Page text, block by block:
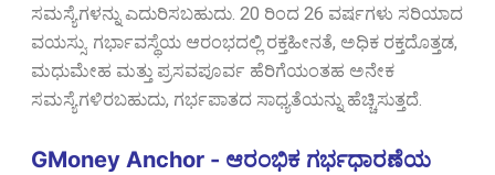
ಸಮಸ್ಯೆಗಳನ್ನು ಎದುರಿಸಬಹುದು. 20 ರಿಂದ 26 ವರ್ಷಗಳು ಸರಿಯಾದ
ವಯಸ್ಸು. ಗರ್ಭಾವಸ್ಥೆಯ ಆರಂಭದಲ್ಲಿ ರಕ್ತಹೀನತೆ, ಅಧಿಕ ರಕ್ತದೊತ್ತಡ,
ಮಧುಮೇಹ ಮತ್ತು ಪ್ರಸವಪೂರ್ವ ಹೆರಿಗೆಯಂತಹ ಅನೇಕ
ಸಮಸ್ಯೆಗಳಿರಬಹುದು, ಗರ್ಭಪಾತದ ಸಾಧ್ಯತೆಯನ್ನು ಹೆಚ್ಚಿಸುತ್ತದೆ.
GMoney Anchor - ಆರಂಭಿಕ ಗರ್ಭಧಾರಣೆಯ